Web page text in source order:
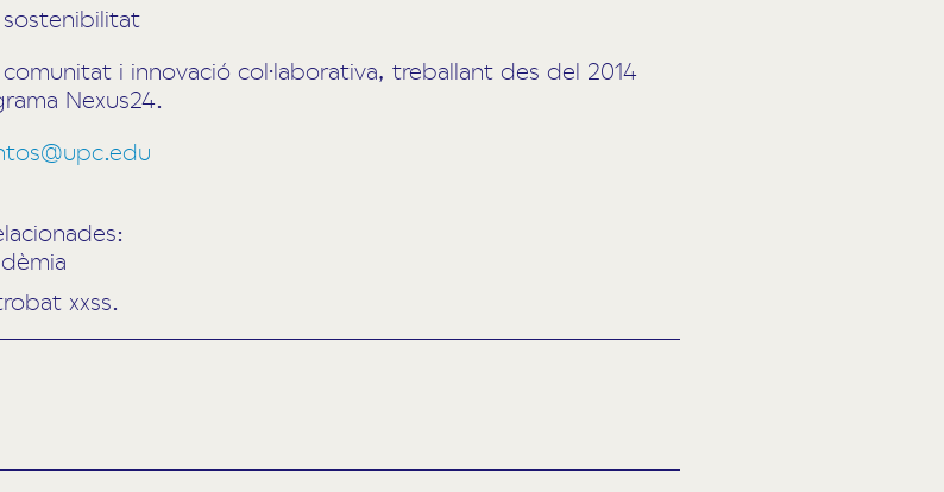
i innovació col·laborativa, treballant des del 2014
Nexus24.
xxss.